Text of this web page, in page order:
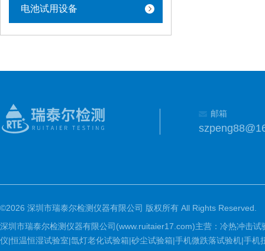
电池试用设备
邮箱
©2026 深圳市瑞泰尔检测仪器有限公司 版权所有 All Rights Reserved.
深圳市瑞泰尔检测仪器有限公司(www.ruitaier17.com)主营：冷热冲击
仪|恒温恒湿试验室|氙灯老化试验箱|砂尘试验箱|手机微跌落试验机|手机